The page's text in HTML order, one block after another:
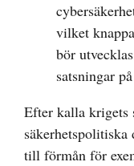
vilket
bör
satsningar
Efter kalla krigets
säkerhetspolitiska
till förmån för